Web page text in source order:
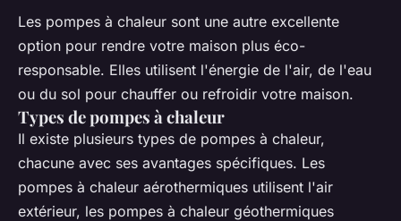
Les pompes à chaleur sont une autre excellente
option pour rendre votre maison plus éco-
responsable. Elles utilisent l'énergie de l'air, de l'eau
ou du sol pour chauffer ou refroidir votre maison.
Types de pompes à chaleur
Il existe plusieurs types de pompes à chaleur,
chacune avec ses avantages spécifiques. Les
pompes à chaleur aérothermiques utilisent l'air
extérieur, les pompes à chaleur géothermiques